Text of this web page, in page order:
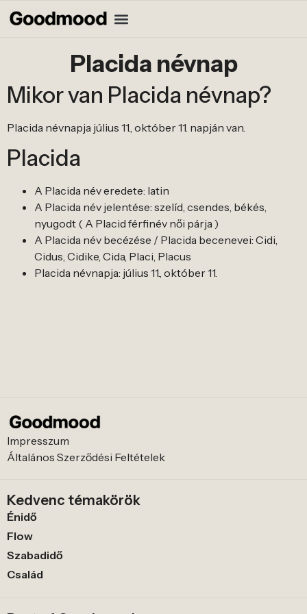
Placida névnap
Mikor van Placida névnap?
Placida névnapja július 11., október 11. napján van.
Placida
A Placida név eredete: latin
A Placida név jelentése: szelíd, csendes, békés,
nyugodt ( A Placid férfinév női párja )
A Placida név becézése / Placida becenevei: Cidi,
Cidus, Cidike, Cida, Placi, Placus
Placida névnapja: július 11., október 11.
Impresszum
Általános Szerződési Feltételek
Kedvenc témakörök
Énidő
Flow
Szabadidő
Család